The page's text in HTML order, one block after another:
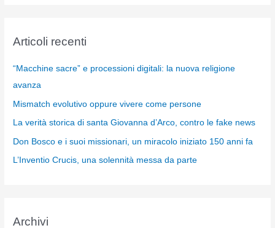
Articoli recenti
“Macchine sacre” e processioni digitali: la nuova religione
avanza
Mismatch evolutivo oppure vivere come persone
La verità storica di santa Giovanna d’Arco, contro le fake news
Don Bosco e i suoi missionari, un miracolo iniziato 150 anni fa
L’Inventio Crucis, una solennità messa da parte
Archivi